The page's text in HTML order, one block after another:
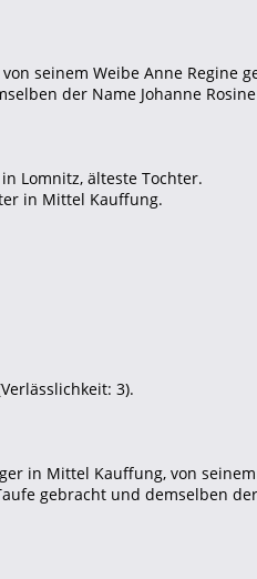
seinem Weibe Anne Regine
der Name Johanne
Lomnitz, älteste Tochter.
in Mittel Kauffung.
3).
in Mittel Kauffung, von
gebracht und demselben